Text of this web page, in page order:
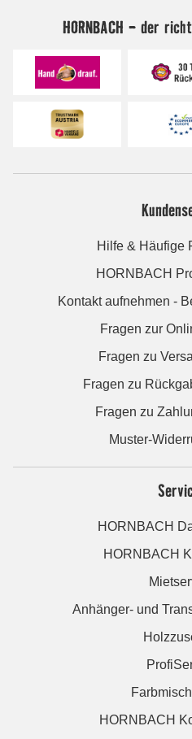
HORNBACH - der
Hilfe & Häufige
HORNBACH
Kontakt aufnehmen -
Fragen zur
Fragen zu
Fragen zu
Fragen zu
Muster-
HORNBACH
HORNBACH
Anhänger- und
HORNBACH